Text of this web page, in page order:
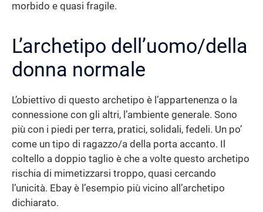
morbido e quasi fragile.
L’archetipo dell’uomo/della
donna normale
L’obiettivo di questo archetipo è l’appartenenza o la
connessione con gli altri, l’ambiente generale. Sono
più con i piedi per terra, pratici, solidali, fedeli. Un po’
come un tipo di ragazzo/a della porta accanto. Il
coltello a doppio taglio è che a volte questo archetipo
rischia di mimetizzarsi troppo, quasi cercando
l’unicità. Ebay è l’esempio più vicino all’archetipo
dichiarato.